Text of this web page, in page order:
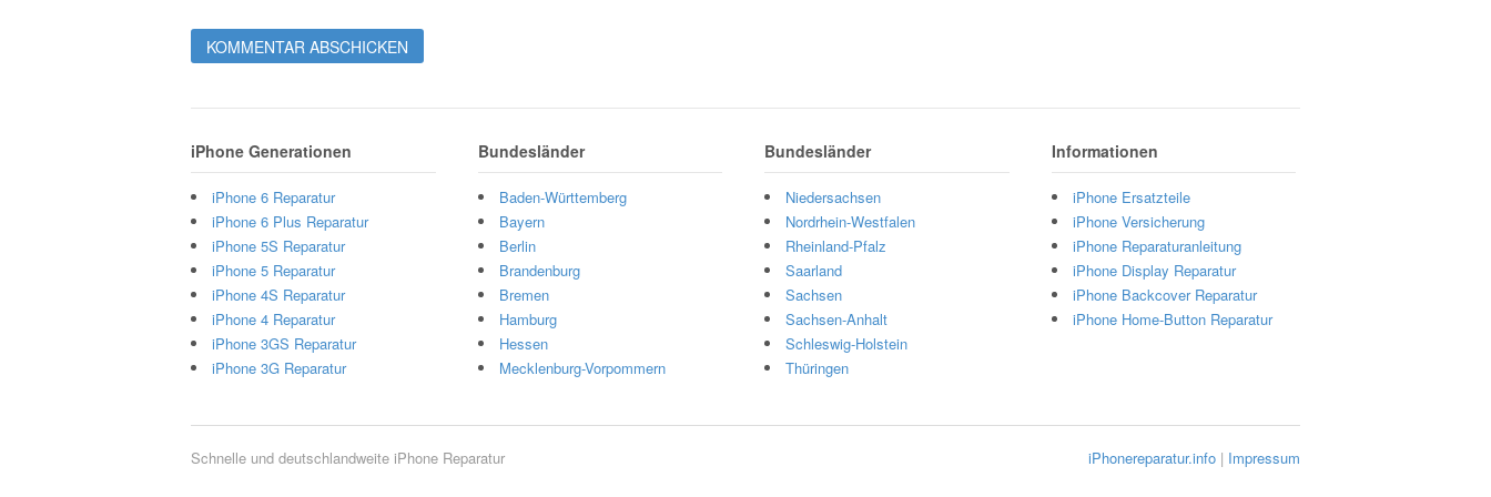
iPhone Generationen
iPhone 6 Reparatur
iPhone 6 Plus Reparatur
iPhone 5S Reparatur
iPhone 5 Reparatur
iPhone 4S Reparatur
iPhone 4 Reparatur
iPhone 3GS Reparatur
iPhone 3G Reparatur
Bundesländer
Baden-Württemberg
Bayern
Berlin
Brandenburg
Bremen
Hamburg
Hessen
Mecklenburg-Vorpommern
Bundesländer
Niedersachsen
Nordrhein-Westfalen
Rheinland-Pfalz
Saarland
Sachsen
Sachsen-Anhalt
Schleswig-Holstein
Thüringen
Informationen
iPhone Ersatzteile
iPhone Versicherung
iPhone Reparaturanleitung
iPhone Display Reparatur
iPhone Backcover Reparatur
iPhone Home-Button Reparatur
Schnelle und deutschlandweite iPhone Reparatur iPhonereparatur.info | Impressum